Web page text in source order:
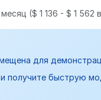
($ 1 136 - $ 1 562
для
получите быструю